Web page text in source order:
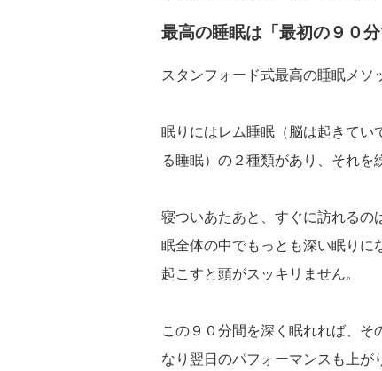
最高の睡眠は「最初の９０
スタンフォード式最高の睡眠メソ
眠りにはレム睡眠（脳は起きてい
る睡眠）の２種類があり、それを
寝ついあたあと、すぐに訪れるの
眠全体の中でもっとも深い眠りに
起こすと頭がスッキリません。
この９０分間を深く眠れれば、そ
なり翌日のパフォーマンスも上が